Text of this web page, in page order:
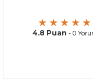
4.8 Puan - 0